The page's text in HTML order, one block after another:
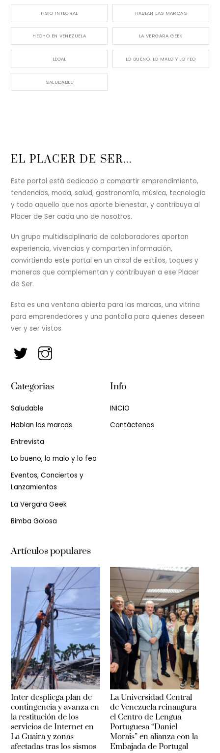
FISIO INTEGRAL HABLAN LAS MARCAS
HECHO EN VENEZUELA LA VERGARA GEEK
LEGAL LO BUENO, LO MALO Y LO FEO
SALUDABLE
Back
Top
EL PLACER DE SER...
Este portal está dedicado a compartir emprendimiento,
tendencias, moda, salud, gastronomía, música, tecnología
y todo aquello que nos aporte bienestar, y contribuya al
Placer de Ser cada uno de nosotros.
Un grupo multidisciplinario de colaboradores aportan
experiencia, vivencias y comparten información,
convirtiendo este portal en un crisol de estilos, toques y
maneras que complementan y contribuyen a ese Placer
de Ser.
Esta es una ventana abierta para las marcas, una vitrina
para emprendedores y una pantalla para quienes deseen
ver y ser vistos
Categorias
Saludable
Hablan las marcas
Entrevista
Lo bueno, lo malo y lo feo
Eventos, Conciertos y
Lanzamientos
La Vergara Geek
Bimba Golosa
Info
INICIO
Contáctenos
Artículos populares
Inter despliega plan de
contingencia y avanza en
la restitución de los
servicios de Internet en
La Guaira y zonas
afectadas tras los sismos
La Universidad Central
de Venezuela reinaugura
el Centro de Lengua
Portuguesa “Daniel
Morais” en alianza con la
Embajada de Portugal